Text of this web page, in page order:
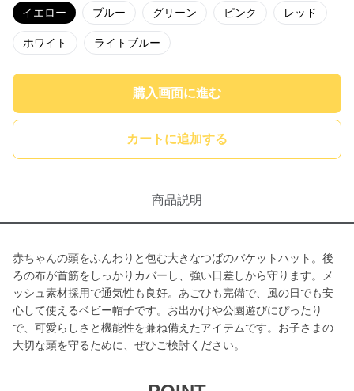
イエロー ブルー グリーン ピンク レッド
ホワイト ライトブルー
購入画面に進む
カートに追加する
商品説明
赤ちゃんの頭をふんわりと包む大きなつばのバケットハット。後
ろの布が首筋をしっかりカバーし、強い日差しから守ります。メ
ッシュ素材採用で通気性も良好。あごひも完備で、風の日でも安
心して使えるベビー帽子です。お出かけや公園遊びにぴったり
で、可愛らしさと機能性を兼ね備えたアイテムです。お子さまの
大切な頭を守るために、ぜひご検討ください。